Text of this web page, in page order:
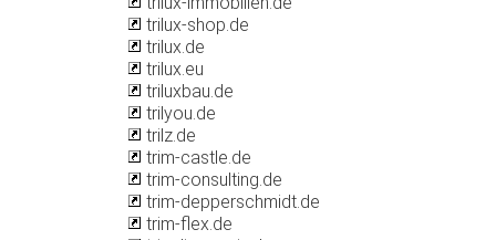
trilux-shop.de
trilux.de
trilux.eu
triluxbau.de
trilyou.de
trilz.de
trim-castle.de
trim-consulting.de
trim-depperschmidt.de
trim-flex.de